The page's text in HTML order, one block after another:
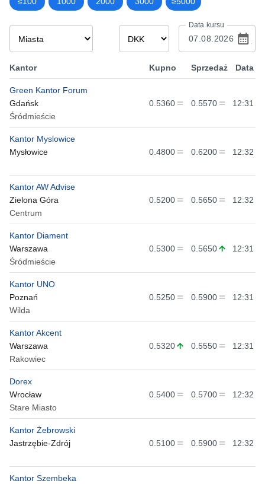
Data kursu
Kantor Kupno Sprzedaż Data
Green Kantor Forum
Gdańsk
Śródmieście
0.5360 0.5570 12:31
Kantor Myslowice
Mysłowice
0.4800 0.6200 12:32
Kantor AW Advise
Zielona Góra
Centrum
0.5200 0.5650 12:32
Kantor Diament
Warszawa
Śródmieście
0.5300 0.5650 12:31
Kantor UNO
Poznań
Wilda
0.5250 0.5900 12:31
Kantor Akcent
Warszawa
Rakowiec
0.5320 0.5550 12:31
Dorex
Wrocław
Stare Miasto
0.5400 0.5700 12:32
Kantor Żebrowski
Jastrzębie-Zdrój
0.5100 0.5900 12:32
Kantor Szembeka